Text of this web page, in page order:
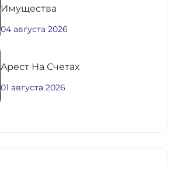
Имущества
04 августа 2026
Aрест На Счетах
01 августа 2026